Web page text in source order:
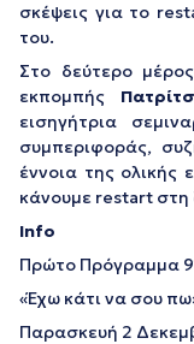
σκέψεις για το
του.
Στο δεύτερο
εκπομπής
εισηγήτρια
συμπεριφοράς,
έννοια της ολικής
κάνουμε restart στη
Info
Πρώτο Πρόγραμμα
«Έχω κάτι να σου
Παρασκευή 2